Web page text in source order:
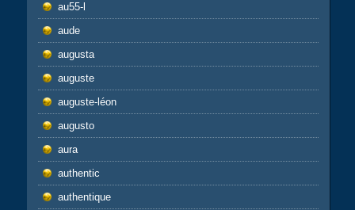
au55-l
aude
augusta
auguste
auguste-léon
augusto
aura
authentic
authentique